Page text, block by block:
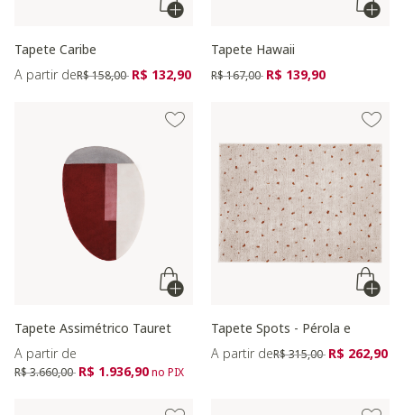
Tapete Caribe
A partir dePreço reduzido de
R$ 158,00 para
R$ 132,90
Tapete Hawaii
Preço reduzido de
R$ 167,00 para
R$ 139,90
Tapete Assimétrico Tauret
A partir de
Preço reduzido de
R$ 3.660,00 para
R$ 1.936,90no PIX
Tapete Spots - Pérola e
A partir dePreço reduzido de
R$ 315,00 para
R$ 262,90